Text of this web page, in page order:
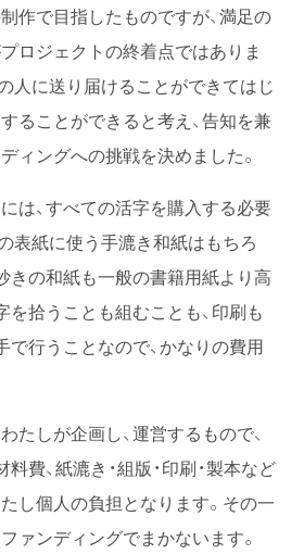
作で目指したものですが、満足の
ロジェクトの終着点ではありま
人に送り届けることができてはじ
ることができると考え、告知を兼
ィングへの挑戦を決めました。
は、すべての活字を購入する必要
表紙に使う手漉き和紙はもちろ
きの和紙も一般の書籍用紙より高
を拾うことも組むことも、印刷も
で行うことなので、かなりの費用
たしが企画し、運営するもので、
費、紙漉き・組版・印刷・製本など
し個人の負担となります。その一
ァンディングでまかないます。